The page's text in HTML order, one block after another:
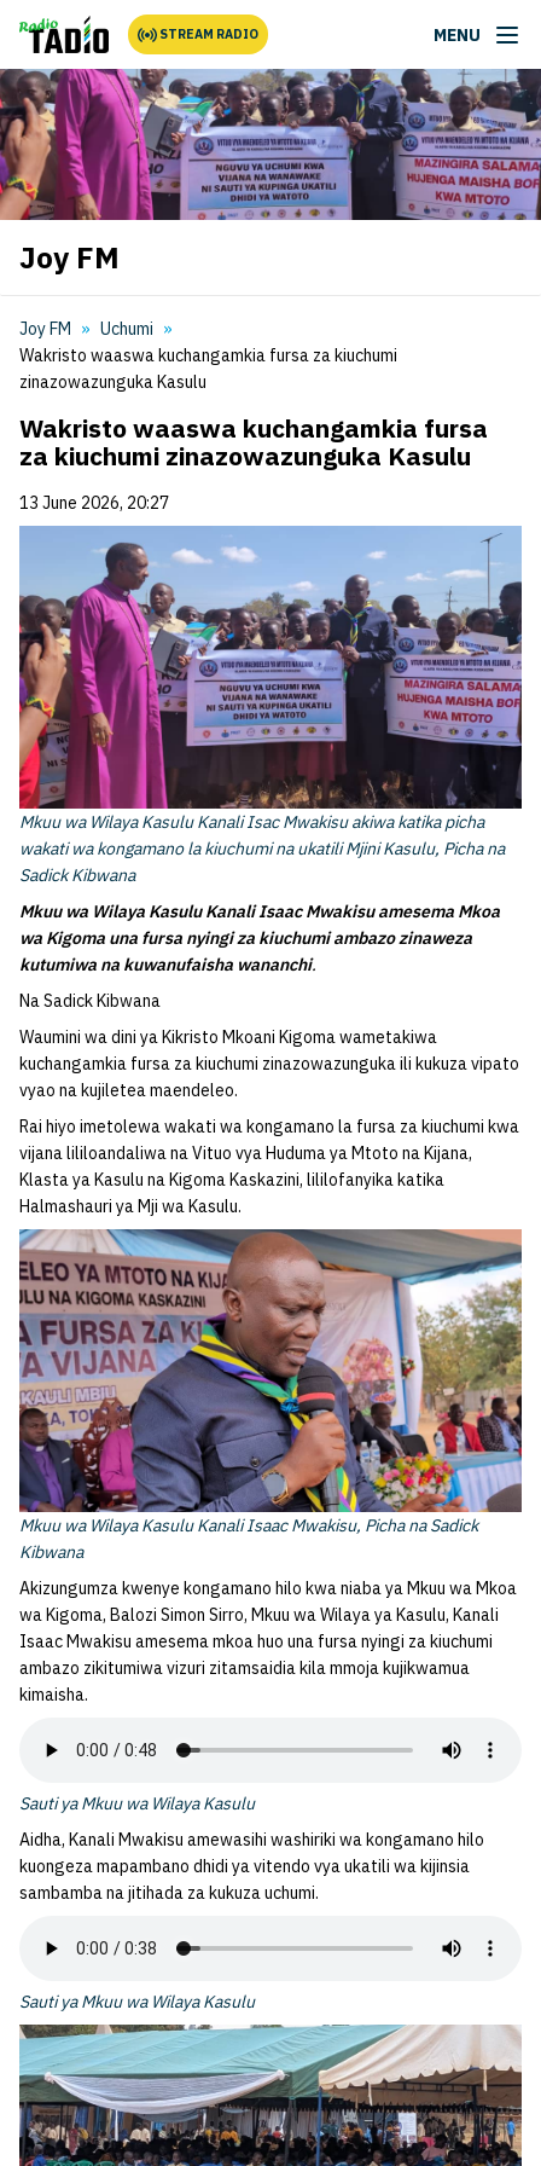
STREAM RADIO MENU
Joy FM
Joy FM
Uchumi
Wakristo waaswa kuchangamkia fursa za kiuchumi
zinazowazunguka Kasulu
Wakristo waaswa kuchangamkia fursa
za kiuchumi zinazowazunguka Kasulu
13 June 2026, 20:27
Mkuu wa Wilaya Kasulu Kanali Isac Mwakisu akiwa katika picha
wakati wa kongamano la kiuchumi na ukatili Mjini Kasulu, Picha na
Sadick Kibwana
Mkuu wa Wilaya Kasulu Kanali Isaac Mwakisu amesema Mkoa
wa Kigoma una fursa nyingi za kiuchumi ambazo zinaweza
kutumiwa na kuwanufaisha wananchi.
Na Sadick Kibwana
Waumini wa dini ya Kikristo Mkoani Kigoma wametakiwa
kuchangamkia fursa za kiuchumi zinazowazunguka ili kukuza vipato
vyao na kujiletea maendeleo.
Rai hiyo imetolewa wakati wa kongamano la fursa za kiuchumi kwa
vijana lililoandaliwa na Vituo vya Huduma ya Mtoto na Kijana,
Klasta ya Kasulu na Kigoma Kaskazini, lililofanyika katika
Halmashauri ya Mji wa Kasulu.
Mkuu wa Wilaya Kasulu Kanali Isaac Mwakisu, Picha na Sadick
Kibwana
Akizungumza kwenye kongamano hilo kwa niaba ya Mkuu wa Mkoa
wa Kigoma, Balozi Simon Sirro, Mkuu wa Wilaya ya Kasulu, Kanali
Isaac Mwakisu amesema mkoa huo una fursa nyingi za kiuchumi
ambazo zikitumiwa vizuri zitamsaidia kila mmoja kujikwamua
kimaisha.
Sauti ya Mkuu wa Wilaya Kasulu
Aidha, Kanali Mwakisu amewasihi washiriki wa kongamano hilo
kuongeza mapambano dhidi ya vitendo vya ukatili wa kijinsia
sambamba na jitihada za kukuza uchumi.
Sauti ya Mkuu wa Wilaya Kasulu